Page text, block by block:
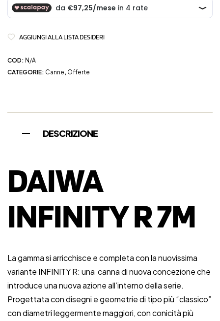
AGGIUNGI ALLA LISTA DESIDERI
COD: N/A
CATEGORIE: Canne, Offerte
DESCRIZIONE
DAIWA
INFINITY R 7M
La gamma si arricchisce e completa con la nuovissima
variante INFINITY R: una canna di nuova concezione che
introduce una nuova azione all’interno della serie.
Progettata con disegni e geometrie di tipo più “classico”
con diametri leggermente maggiori, con conicità più